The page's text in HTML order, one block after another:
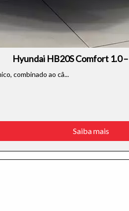
Hyundai HB20S Comfort 1.0
combinado ao câ...
Saiba mais